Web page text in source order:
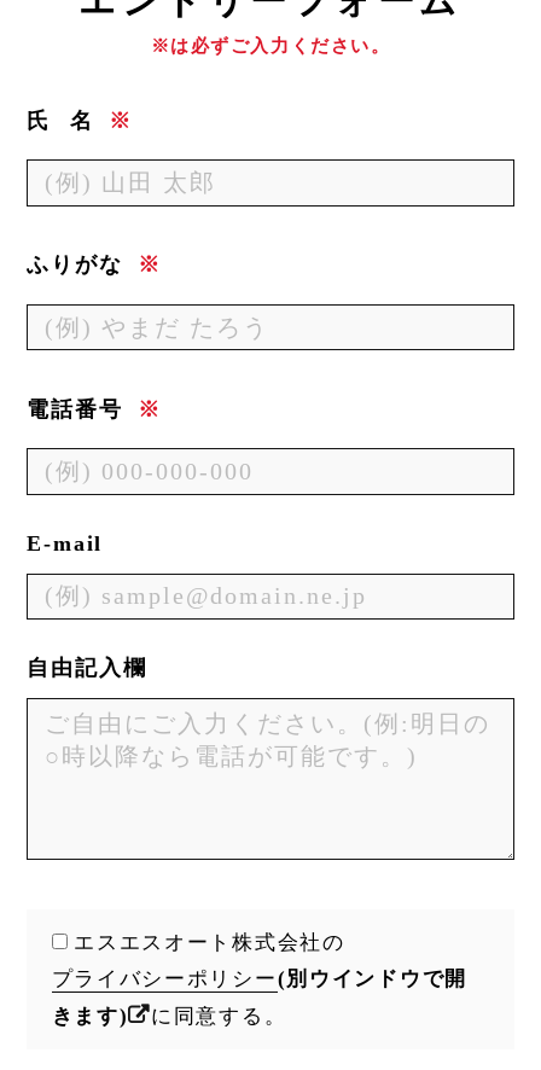
※は必ずご入力ください。
氏名 ※
ふりがな ※
電話番号 ※
E-mail
自由記入欄
エスエスオート株式会社の
プライバシーポリシー(別ウインドウで開
きます)
に同意する。